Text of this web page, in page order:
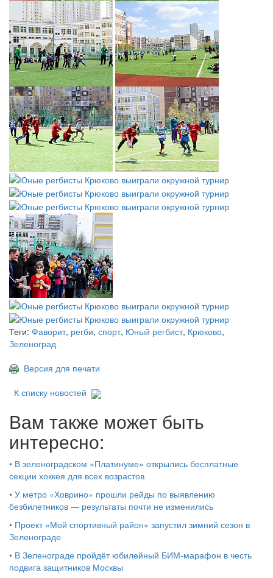
Теги: Фаворит, регби, спорт, Юный регбист, Крюково,
Зеленоград
Версия для печати
К списку новостей
Вам также может быть
интересно:
• В зеленоградском «Платинуме» открылись бесплатные
секции хоккея для всех возрастов
• У метро «Ховрино» прошли рейды по выявлению
безбилетников — результаты почти не изменились
• Проект «Мой спортивный район» запустил зимний сезон в
Зеленограде
• В Зеленограде пройдёт юбилейный БИМ‑марафон в честь
подвига защитников Москвы